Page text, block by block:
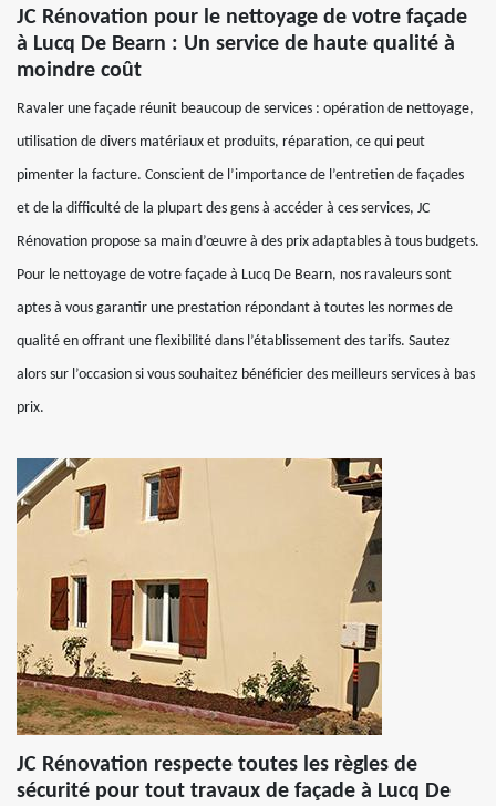
JC Rénovation pour le nettoyage de votre façade
à Lucq De Bearn : Un service de haute qualité à
moindre coût
Ravaler une façade réunit beaucoup de services : opération de nettoyage,
utilisation de divers matériaux et produits, réparation, ce qui peut
pimenter la facture. Conscient de l’importance de l’entretien de façades
et de la difficulté de la plupart des gens à accéder à ces services, JC
Rénovation propose sa main d’œuvre à des prix adaptables à tous budgets.
Pour le nettoyage de votre façade à Lucq De Bearn, nos ravaleurs sont
aptes à vous garantir une prestation répondant à toutes les normes de
qualité en offrant une flexibilité dans l’établissement des tarifs. Sautez
alors sur l’occasion si vous souhaitez bénéficier des meilleurs services à bas
prix.
JC Rénovation respecte toutes les règles de
sécurité pour tout travaux de façade à Lucq De